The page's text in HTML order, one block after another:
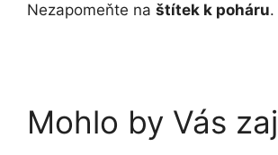
Nezapomeňte na štítek k poháru.
Mohlo by Vás